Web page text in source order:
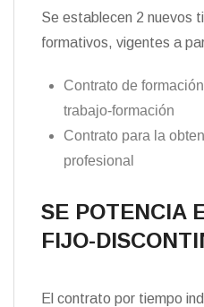
Se establecen 2 nuevos
formativos, vigentes a
Contrato de
trabajo-formación
Contrato para la
profesional
SE POTENCIA
FIJO-
El contrato por tiempo